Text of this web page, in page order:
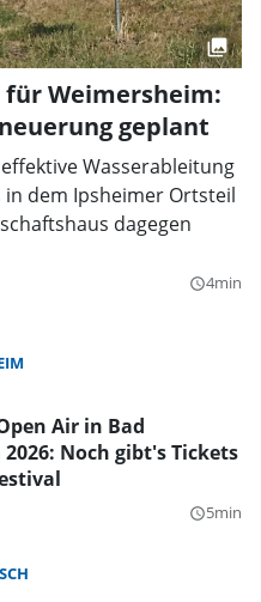
für Weimersheim:
geplant
Wasserableitung
dem Ipsheimer Ortsteil
dagegen
query_builder4min
Air in Bad
Noch gibt's Tickets
query_builder5min